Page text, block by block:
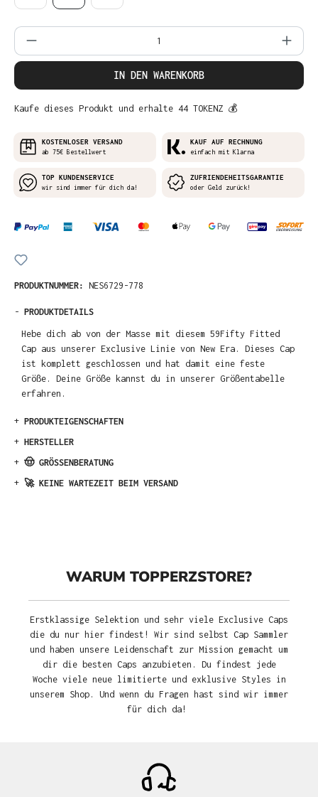
Produkt Anzahl: Gib den gewünschten
IN DEN WARENKORB
Kaufe dieses Produkt und erhalte 44 TOKENZ 💰
KOSTENLOSER VERSAND
ab 75€ Bestellwert
KAUF AUF RECHNUNG
einfach mit Klarna
TOP KUNDENSERVICE
wir sind immer für dich da!
ZUFRIENDEHEITSGARANTIE
oder Geld zurück!
PRODUKTNUMMER: NES6729-778
- PRODUKTDETAILS
Hebe dich ab von der Masse mit diesem 59Fifty Fitted
Cap aus unserer Exclusive Linie von New Era. Dieses Cap
ist komplett geschlossen und hat damit eine feste
Größe. Deine Größe kannst du in unserer Größentabelle
erfahren.
+ PRODUKTEIGENSCHAFTEN
+ HERSTELLER
+ 🤠 GRÖSSENBERATUNG
+ 🚀 KEINE WARTEZEIT BEIM VERSAND
WARUM TOPPERZSTORE?
Erstklassige Selektion und sehr viele Exclusive Caps
die du nur hier findest! Wir sind selbst Cap Sammler
und haben unsere Leidenschaft zur Mission gemacht um
dir die besten Caps anzubieten. Du findest jede
Woche viele neue limitierte und exklusive Styles in
unserem Shop. Und wenn du Fragen hast sind wir immer
für dich da!